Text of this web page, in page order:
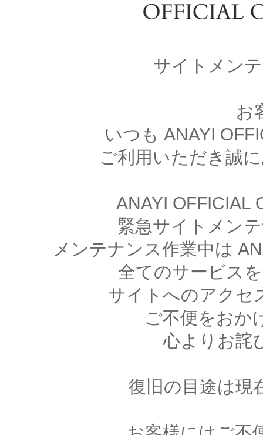
サイトメン
お
いつも ANAYI
ご利用いただき誠
ANAYI OFFICIAL
緊急サイトメン
メンテナンス作業中は
全てのサービス
サイトへのアクセ
ご不便をおか
心よりお詫
復旧の目途は現